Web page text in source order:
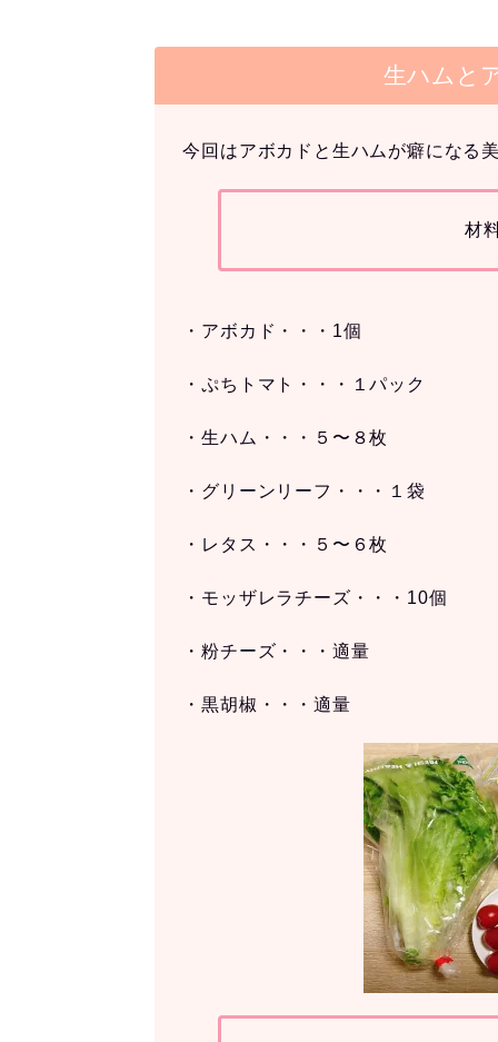
生ハムと
今回はアボカドと生ハムが癖になる
材
・アボカド・・・1個
・ぷちトマト・・・１パック
・生ハム・・・５〜８枚
・グリーンリーフ・・・１袋
・レタス・・・５〜６枚
・モッザレラチーズ・・・10個
・粉チーズ・・・適量
・黒胡椒・・・適量